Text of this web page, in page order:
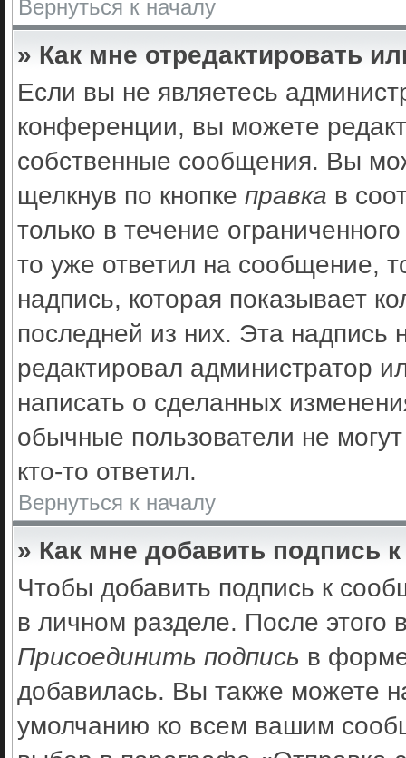
Вернуться к началу
» Как мне отредактировать
Если вы не являетесь
конференции, вы можете
собственные сообщения. Вы
щелкнув по кнопке правка в
только в течение
то уже ответил на сообщение,
надпись, которая показывает
последней из них. Эта надпись
редактировал администратор
написать о сделанных
обычные пользователи не
кто-то ответил.
Вернуться к началу
» Как мне добавить подпись
Чтобы добавить подпись к
в личном разделе. После
Присоединить подпись в
добавилась. Вы также можете
умолчанию ко всем вашим